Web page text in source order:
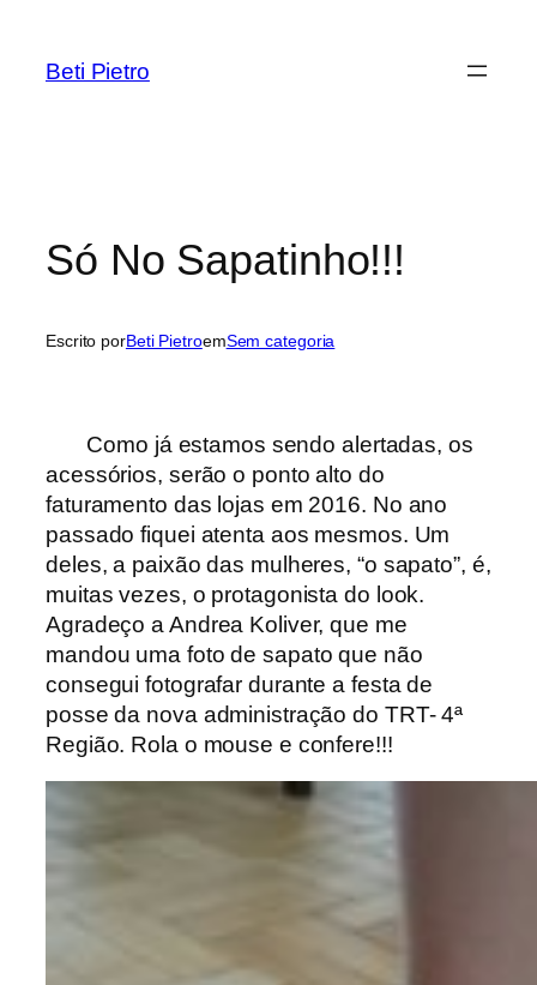
Beti Pietro
Só No Sapatinho!!!
Escrito porBeti PietroemSem categoria
Como já estamos sendo alertadas, os
acessórios, serão o ponto alto do
faturamento das lojas em 2016. No ano
passado fiquei atenta aos mesmos. Um
deles, a paixão das mulheres, “o sapato”, é,
muitas vezes, o protagonista do look.
Agradeço a Andrea Koliver, que me
mandou uma foto de sapato que não
consegui fotografar durante a festa de
posse da nova administração do TRT- 4ª
Região. Rola o mouse e confere!!!